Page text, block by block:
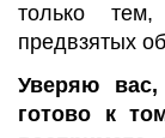
только
предвзятых
Уверяю
готово к